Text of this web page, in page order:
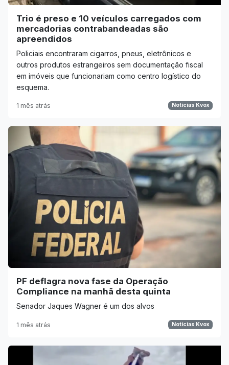
Trio é preso e 10 veículos carregados com
mercadorias contrabandeadas são
apreendidos
Policiais encontraram cigarros, pneus, eletrônicos e
outros produtos estrangeiros sem documentação fiscal
em imóveis que funcionariam como centro logístico do
esquema.
1 mês atrás Notícias Kvox
PF deflagra nova fase da Operação
Compliance na manhã desta quinta
Senador Jaques Wagner é um dos alvos
1 mês atrás Notícias Kvox